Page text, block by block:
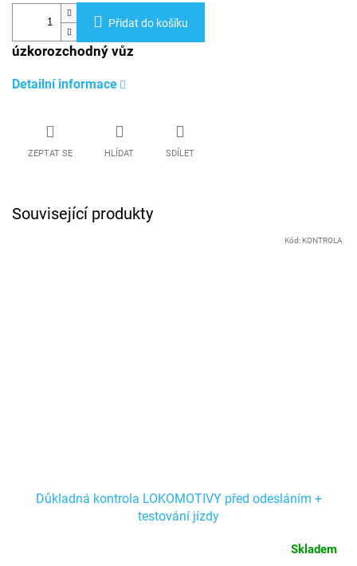
Přidat do košíku
úzkorozchodný vůz
Detailní informace
ZEPTAT SE HLÍDAT SDÍLET
Související produkty
Důkladná kontrola LOKOMOTIVY před odesláním +
testování jízdy
Skladem
Kód:KONTROLA